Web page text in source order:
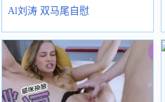
Al刘涛 双马尾自慰